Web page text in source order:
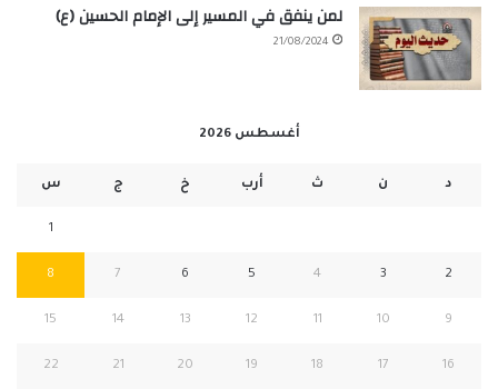
لمن ينفق في المسير إلى الإمام الحسين (ع)
21/08/2024
أغسطس 2026
د ن ث أرب خ ج س
1
2
3
4
5
6
7
8
9
10
11
12
13
14
15
16
17
18
19
20
21
22